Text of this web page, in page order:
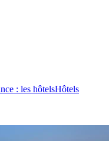
: les hôtelsHôtels